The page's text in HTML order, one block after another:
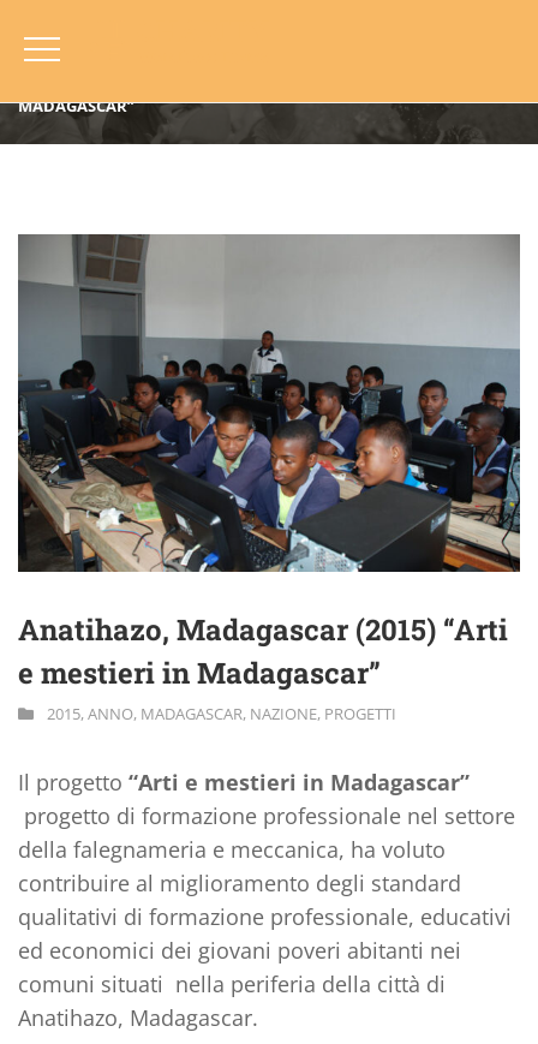
HOME
MADAGASCAR”
Anatihazo, Madagascar (2015) “Arti
e mestieri in Madagascar”
2015,ANNO, MADAGASCAR, NAZIONE, PROGETTI
Il progetto “Arti e mestieri in Madagascar”
progetto di formazione professionale nel settore
della falegnameria e meccanica, ha voluto
contribuire al miglioramento degli standard
qualitativi di formazione professionale, educativi
ed economici dei giovani poveri abitanti nei
comuni situati nella periferia della città di
Anatihazo, Madagascar.